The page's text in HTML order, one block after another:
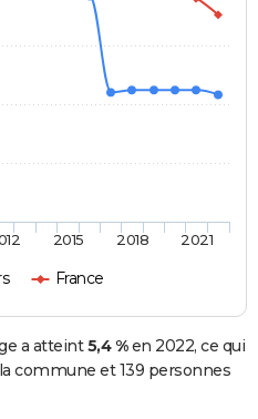
France
2015 2018 2021
a atteint5,4 %en 2022, ce qui
commune et 139 personnes